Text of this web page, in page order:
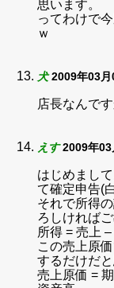
思います。
ってわけで
ｗ
犬 2009年03
店長なんで
えす 2009年
はじめまし
て確定申告(
それで所得
ろしければ
所得 = 売上
この売上原
するだけだ
売上原価 =